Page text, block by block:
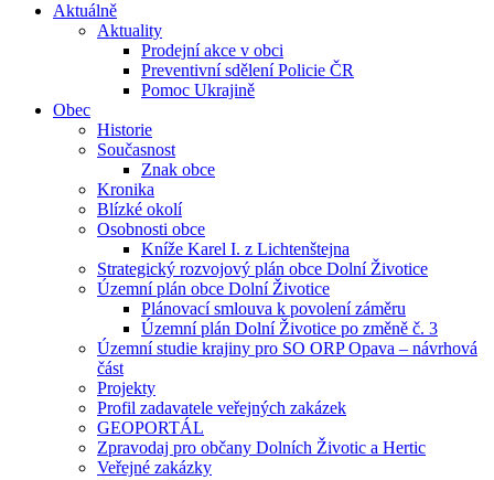
Aktuálně
Aktuality
Prodejní akce v obci
Preventivní sdělení Policie ČR
Pomoc Ukrajině
Obec
Historie
Současnost
Znak obce
Kronika
Blízké okolí
Osobnosti obce
Kníže Karel I. z Lichtenštejna
Strategický rozvojový plán obce Dolní Životice
Územní plán obce Dolní Životice
Plánovací smlouva k povolení záměru
Územní plán Dolní Životice po změně č. 3
Územní studie krajiny pro SO ORP Opava – návrhová
část
Projekty
Profil zadavatele veřejných zakázek
GEOPORTÁL
Zpravodaj pro občany Dolních Životic a Hertic
Veřejné zakázky